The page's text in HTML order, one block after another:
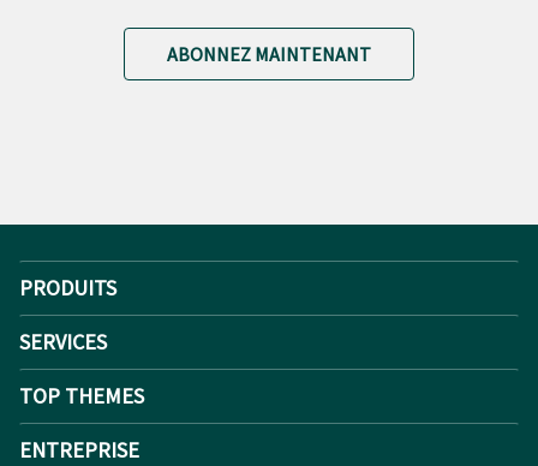
ABONNEZ MAINTENANT
PRODUITS
SERVICES
TOP THEMES
ENTREPRISE